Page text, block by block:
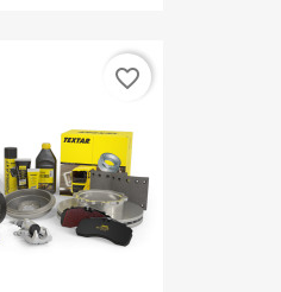
favorite_border